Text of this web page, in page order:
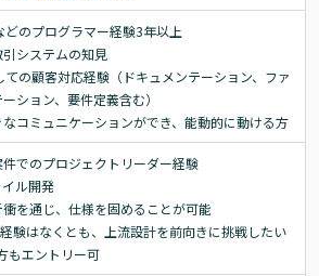
どのプログラマー経験3年以上
システムの知見
ての顧客対応経験（ドキュメンテーション、ファ
ション、要件定義含む）
なコミュニケーションができ、能動的に動ける方
でのプロジェクトリーダー経験
ル開発
を通じ、仕様を固めることが可能
験はなくとも、上流設計を前向きに挑戦したい
もエントリー可